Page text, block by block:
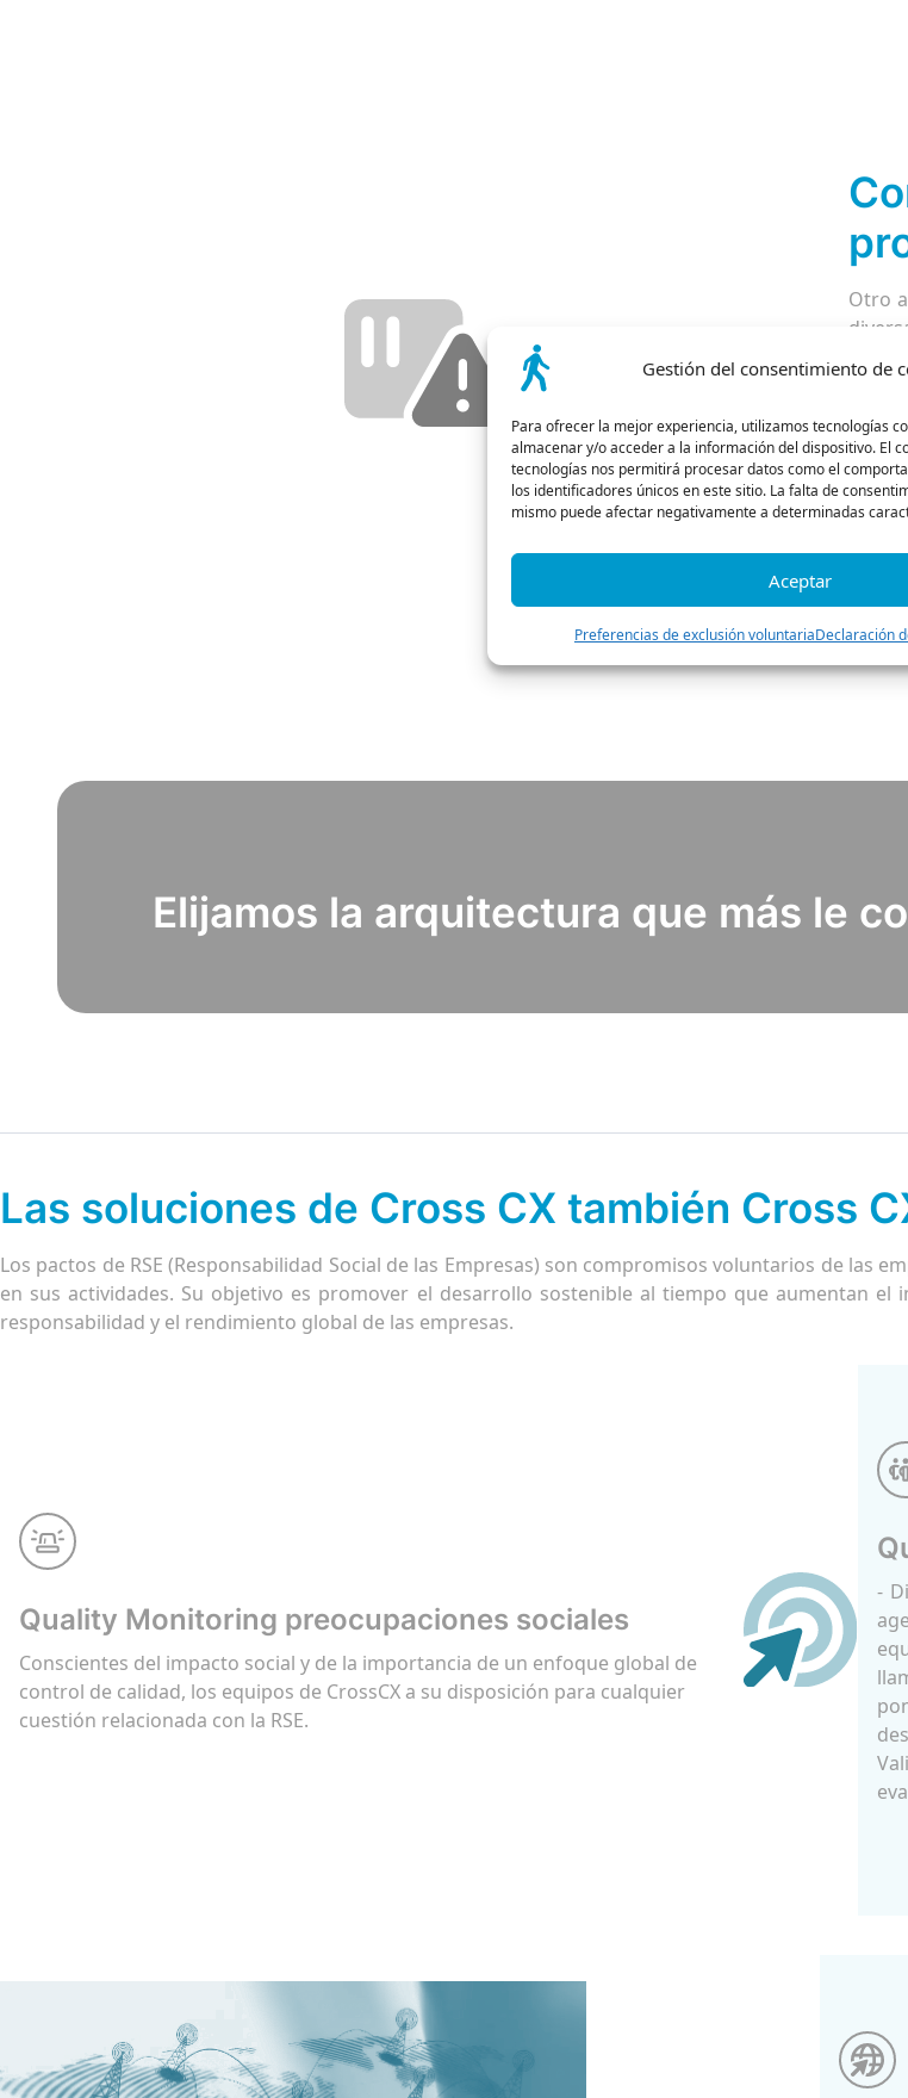
Gestión del consentimiento de
Para ofrecer la mejor experiencia, utilizamos tecnologías
almacenar y/o acceder a la información del dispositivo. El
tecnologías nos permitirá procesar datos como el
los identificadores únicos en este sitio. La falta de
mismo puede afectar negativamente a determinadas
Aceptar
Preferencias de exclusión voluntariaDeclaración
Otro
UE
es
fuera
Los
de
Elijamos la arquitectura que más le
Las soluciones de Cross CX también Cross
Los pactos de RSE (Responsabilidad Social de las Empresas) son compromisos voluntarios de las
en sus actividades. Su objetivo es promover el desarrollo sostenible al tiempo que aumentan
responsabilidad y el rendimiento global de las empresas.
Quality Monitoring preocupaciones sociales
Conscientes del impacto social y de la importancia de un enfoque global de
control de calidad, los equipos de CrossCX a su disposición para cualquier
cuestión relacionada con la RSE.
-